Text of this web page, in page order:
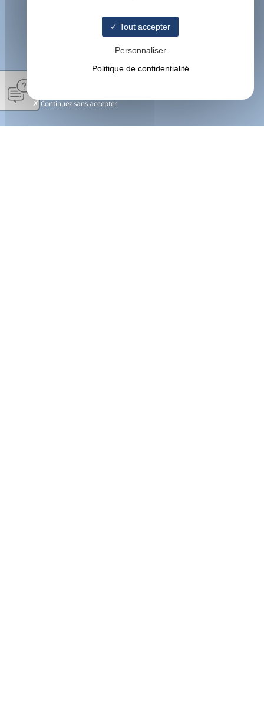
Tout accepter
Personnaliser
Politique de confidentialité
Continuez sans accepter